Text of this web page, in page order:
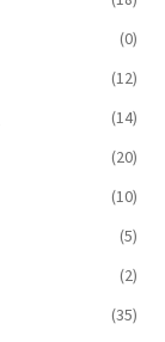
(0)
(12)
(14)
(20)
(10)
(5)
(2)
(35)